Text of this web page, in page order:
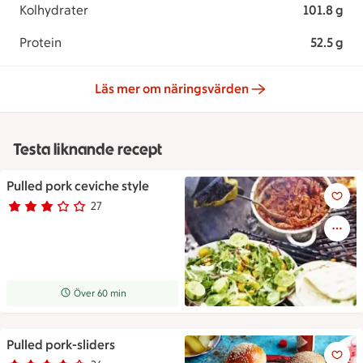
Kolhydrater 101.8 g
Protein 52.5 g
Läs mer om näringsvärden
Testa liknande recept
Pulled pork ceviche style
Betyg 2.9 av 5. 27
27 personer har röstat
Receptet tar Över 60 min att tillaga
Över 60 min
Pulled pork ceviche style
Pulled pork-sliders
Pulled pork-sliders